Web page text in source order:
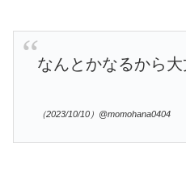
なんとかなるから大
（2023/10/10）@momohana0404